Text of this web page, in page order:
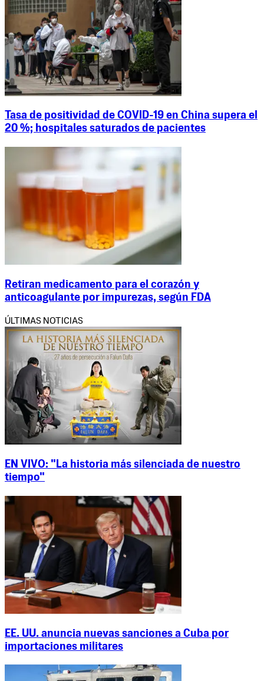
Tasa de positividad de COVID-19 en China supera el
20 %; hospitales saturados de pacientes
Retiran medicamento para el corazón y
anticoagulante por impurezas, según FDA
ÚLTIMAS NOTICIAS
EN VIVO: "La historia más silenciada de nuestro
tiempo"
EE. UU. anuncia nuevas sanciones a Cuba por
importaciones militares